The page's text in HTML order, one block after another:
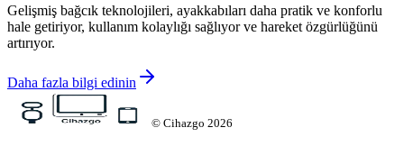
Gelişmiş bağcık teknolojileri, ayakkabıları daha pratik ve konforlu
hale getiriyor, kullanım kolaylığı sağlıyor ve hareket özgürlüğünü
artırıyor.
Daha fazla bilgi edinin
© Cihazgo 2026